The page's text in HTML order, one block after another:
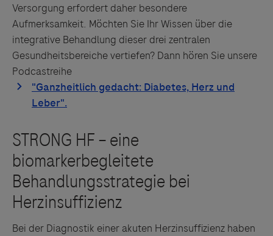
Versorgung erfordert daher besondere
Aufmerksamkeit. Möchten Sie Ihr Wissen über die
integrative Behandlung dieser drei zentralen
Gesundheitsbereiche vertiefen? Dann hören Sie unsere
Podcastreihe
Bei der Diagnostik einer akuten Herzinsuffizienz haben